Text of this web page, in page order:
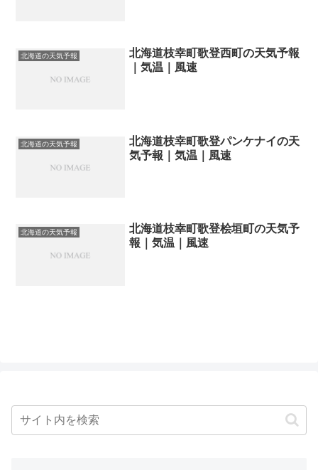
北海道の天気予報
北海道枝幸町歌登西町の天気予報
｜気温｜風速
北海道の天気予報
北海道枝幸町歌登パンケナイの天
気予報｜気温｜風速
北海道の天気予報
北海道枝幸町歌登桧垣町の天気予
報｜気温｜風速